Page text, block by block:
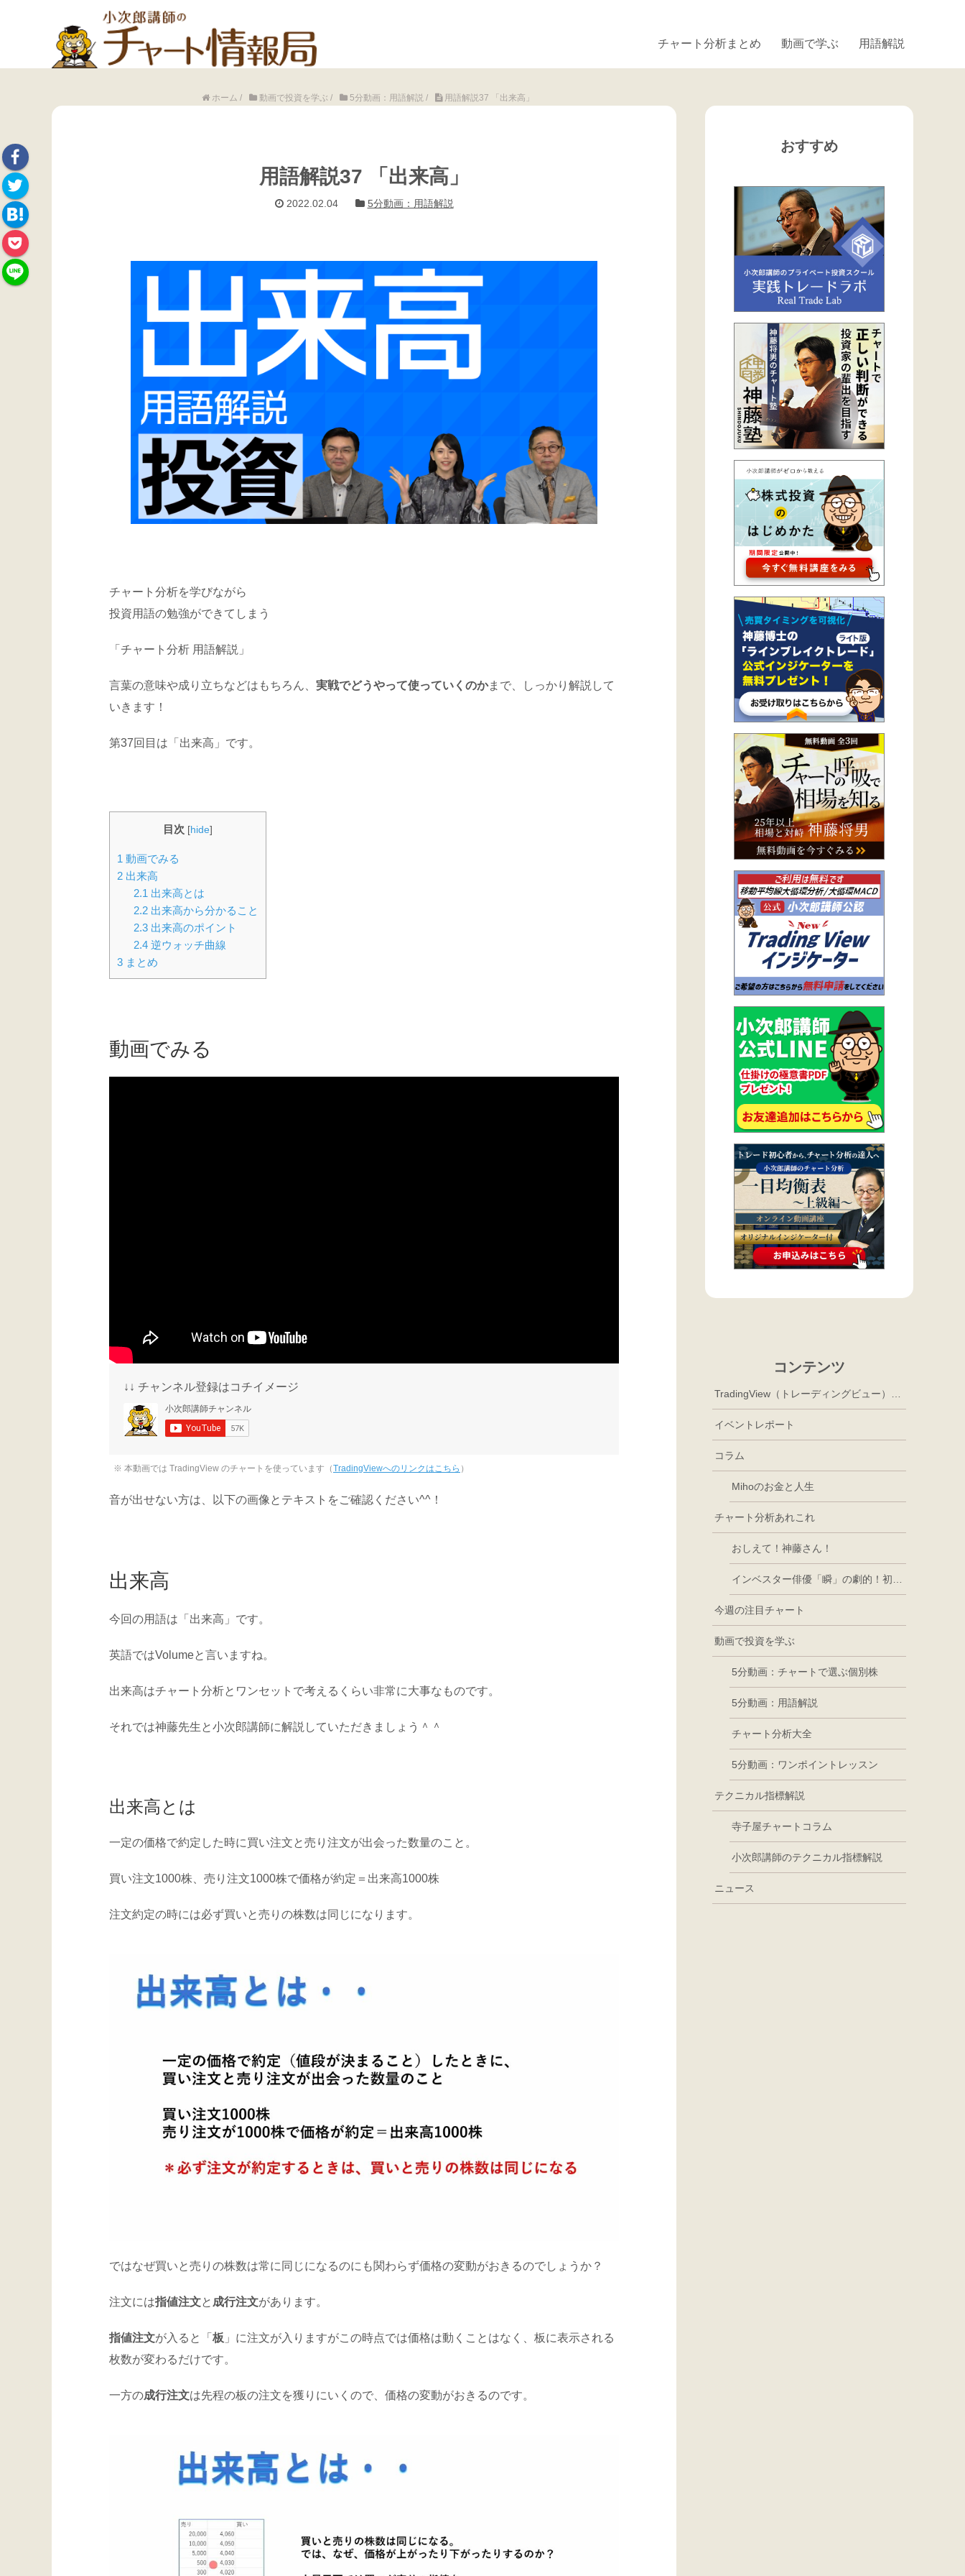
チャート分析まとめ 動画で学ぶ 用語解説
ホーム / 動画で投資を学ぶ / 5分動画：用語解説/ 用語解説37 「出来高」
用語解説37 「出来高」
2022.02.04 5分動画：用語解説
チャート分析を学びながら
投資用語の勉強ができてしまう
「チャート分析 用語解説」
言葉の意味や成り立ちなどはもちろん、 実戦でどうやって使っていくのかまで、しっかり解説して
いきます！
第37回目は「出来高」です。
目次 [hide]
1 動画でみる
2 出来高
2.1 出来高とは
2.2出来高から分かること
2.3出来高のポイント
2.4逆ウォッチ曲線
3 まとめ
動画でみる
↓↓ チャンネル登録はコチイメージ
※ 本動画では TradingView のチャートを使っています（TradingViewへのリンクはこちら ）
音が出せない方は、以下の画像とテキストをご確認ください^^！
出来高
今回の用語は「出来高」です。
英語ではVolumeと言いますね。
出来高はチャート分析とワンセットで考えるくらい非常に大事なものです。
それでは神藤先生と小次郎講師に解説していただきましょう＾＾
出来高とは
一定の価格で約定した時に買い注文と売り注文が出会った数量のこと。
買い注文1000株、売り注文1000株で価格が約定＝出来高1000株
注文約定の時には必ず買いと売りの株数は同じになります。
ではなぜ買いと売りの株数は常に同じになるのにも関わらず価格の変動がおきるのでしょうか？
注文には指値注文と 成行注文があります。
指値注文が入ると「 板 」に注文が入りますがこの時点では価格は動くことはなく、板に表示される
枚数が変わるだけです。
一方の成行注文は先程の板の注文を獲りにいくので、価格の変動がおきるのです。
Face
book
Twitte
r
Hate
na
Pock
おすすめ
コンテンツ
イベントレポート
コラム
Mihoのお金と人生
チャート分析あれこれ
おしえて！神藤さん！
今週の注目チャート
動画で投資を学ぶ
5分動画：チャートで選ぶ個別株
5分動画：用語解説
チャート分析大全
5分動画：ワンポイントレッスン
テクニカル指標解説
寺子屋チャートコラム
小次郎講師のテクニカル指標解説
ニュース